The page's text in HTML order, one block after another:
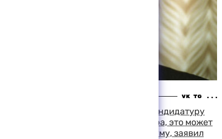
Если депутаты трижды отклонят кандидатуру
Владимира Путина на пост премьера, это может
отразиться на дате выборов в Госдуму, заявил